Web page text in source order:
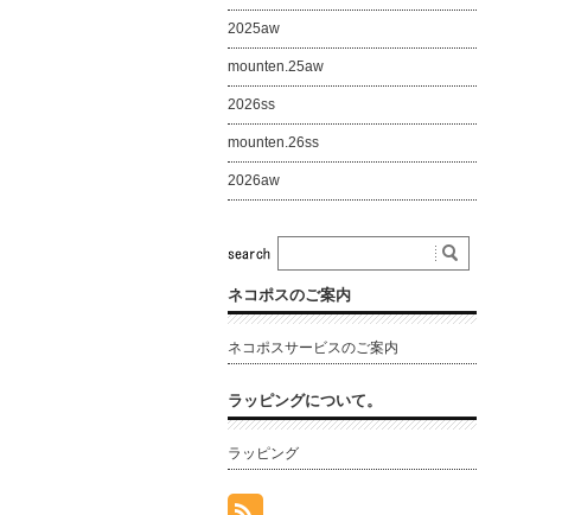
2025aw
mounten.25aw
2026ss
mounten.26ss
2026aw
ネコポスのご案内
ネコポスサービスのご案内
ラッピングについて。
ラッピング